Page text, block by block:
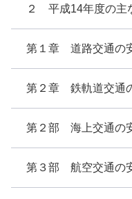
２ 平成14年度の主
第１章 道路交通の
第２章 鉄軌道交通
第２部 海上交通の
第３部 航空交通の